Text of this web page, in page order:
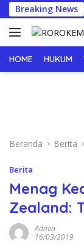
Langsung
ke
konten
Breaking News
HOME HUKUM
Beranda Berita
Berita
Menag
Zealand:
Admin
16/03/2019